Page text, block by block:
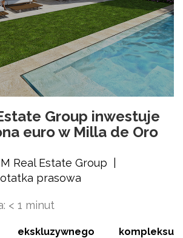
Group inwestuje
euro w Milla de Oro
Real Estate Group
prasowa
< 1 minut
kompleksu